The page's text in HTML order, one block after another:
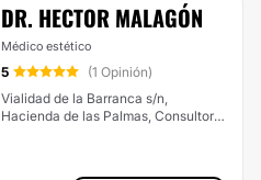
DR. HECTOR MALAGÓN
Médico estético
5
(1 Opinión)
Vialidad de la Barranca s/n,
Hacienda de las Palmas, Consultorio